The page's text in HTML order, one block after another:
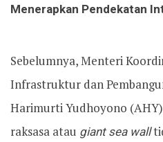
Menerapkan Pendekatan
Sebelumnya, Menteri
Infrastruktur dan
Harimurti Yudhoyono
raksasa atau giant sea wall